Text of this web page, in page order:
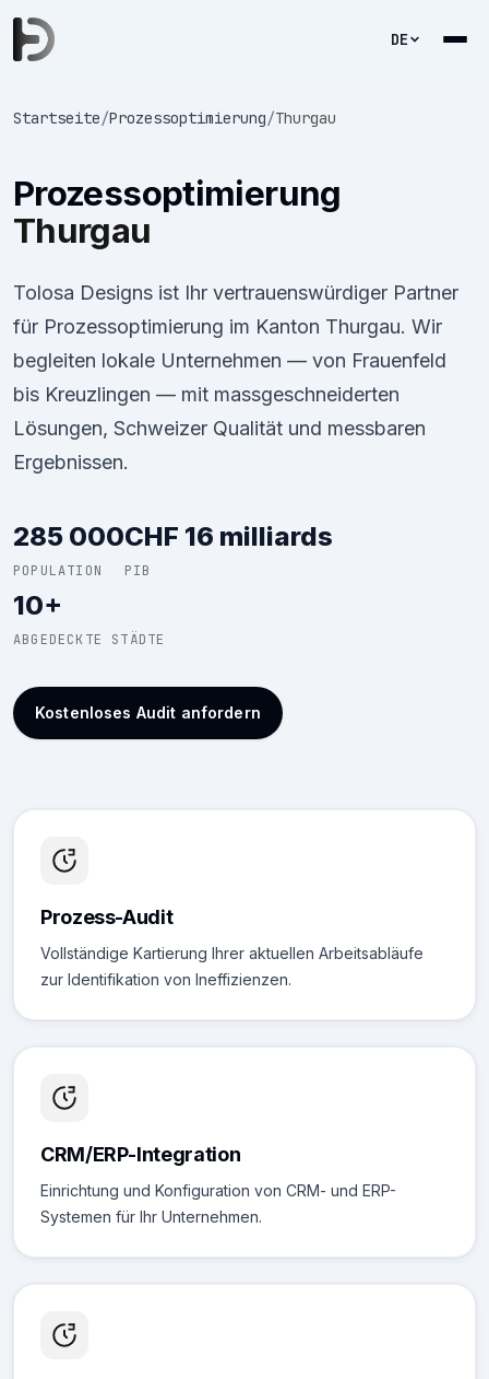
DE
Startseite/Prozessoptimierung/Thurgau
Prozessoptimierung
Thurgau
Tolosa Designs ist Ihr vertrauenswürdiger Partner
für Prozessoptimierung im Kanton Thurgau. Wir
begleiten lokale Unternehmen — von Frauenfeld
bis Kreuzlingen — mit massgeschneiderten
Lösungen, Schweizer Qualität und messbaren
Ergebnissen.
285 000
POPULATION
CHF 16 milliards
PIB
10+
ABGEDECKTE STÄDTE
Kostenloses Audit anfordern
Prozess-Audit
Vollständige Kartierung Ihrer aktuellen Arbeitsabläufe
zur Identifikation von Ineffizienzen.
CRM/ERP-Integration
Einrichtung und Konfiguration von CRM- und ERP-
Systemen für Ihr Unternehmen.